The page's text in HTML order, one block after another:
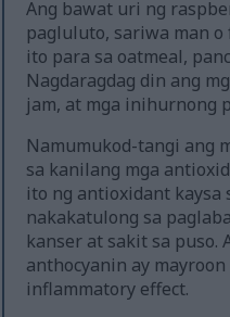
Ang bawat uri ng
pagluluto, sariwa man o
ito para sa oatmeal,
Nagdaragdag din ang
jam, at mga inihurnong
Namumukod-tangi ang
sa kanilang mga
ito ng antioxidant kaysa
nakakatulong sa
kanser at sakit sa puso.
anthocyanin ay
inflammatory effect.